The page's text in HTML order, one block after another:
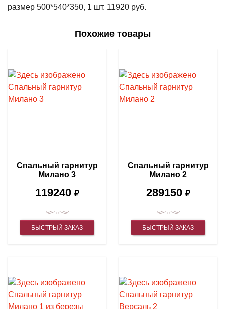
размер 500*540*350, 1 шт. 11920 руб.
Похожие товары
Спальный гарнитур
Милано 3
119240 ₽
БЫСТРЫЙ ЗАКАЗ
Спальный гарнитур
Милано 2
289150 ₽
БЫСТРЫЙ ЗАКАЗ